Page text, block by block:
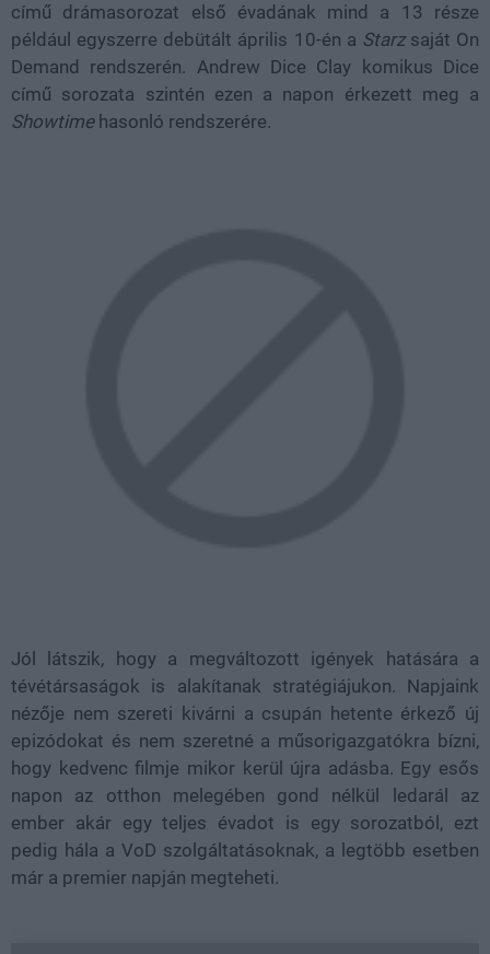
című drámasorozat első évadának mind a 13 része
például egyszerre debütált április 10-én a Starzsaját On
Demand rendszerén. Andrew Dice Clay komikus Dice
című sorozata szintén ezen a napon érkezett meg a
Showtimehasonló rendszerére.
Jól látszik, hogy a megváltozott igények hatására a
tévétársaságok is alakítanak stratégiájukon. Napjaink
nézője nem szereti kivárni a csupán hetente érkező új
epizódokat és nem szeretné a műsorigazgatókra bízni,
hogy kedvenc filmje mikor kerül újra adásba. Egy esős
napon az otthon melegében gond nélkül ledarál az
ember akár egy teljes évadot is egy sorozatból, ezt
pedig hála a VoD szolgáltatásoknak, a legtöbb esetben
már a premier napján megteheti.